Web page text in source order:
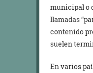
municipal o
llamadas
contenido
suelen
En varios